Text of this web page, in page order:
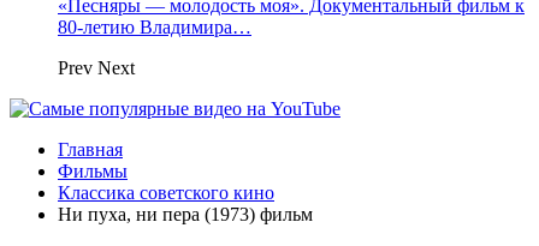
«Песняры — молодость моя». Документальный фильм к
80-летию Владимира…
Prev Next
Главная
Фильмы
Классика советского кино
Ни пуха, ни пера (1973) фильм